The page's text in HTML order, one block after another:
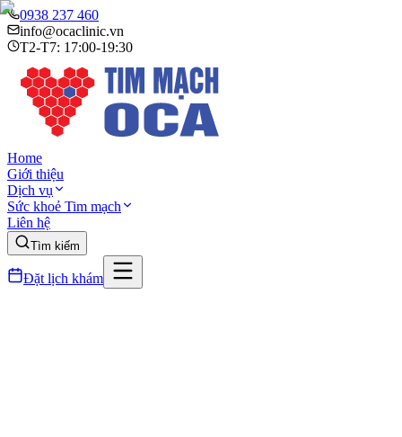
0938 237 460
info@ocaclinic.vn
T2-T7: 17:00-19:30
Home
Giới thiệu
Dịch vụ
Sức khoẻ Tim mạch
Liên hệ
Tìm kiếm
Đặt lịch khám